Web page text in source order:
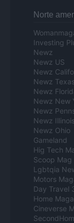
Norte
Investing
Newz
Newz US
Newz
Newz Texas
Newz
Newz New
Newz
Newz Illinois
Newz Ohio
Gameland
Hig Tech
Scoop Mag
Lgbtqia
Motors
Day Travel
Home
Cineverse